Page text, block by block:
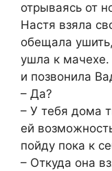
отрываясь от
Настя взяла
обещала
ушла к мачехе.
и позвонила
– Да?
– У тебя дома
ей
пойду пока к
– Откуда она